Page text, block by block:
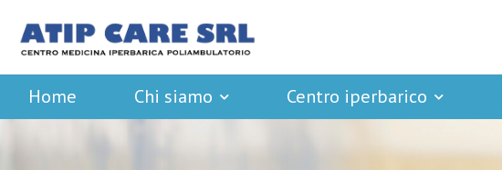
Home Chi siamo Centro iperbarico